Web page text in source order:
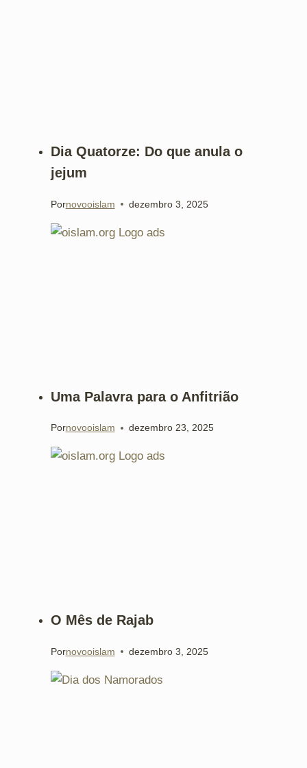
Dia Quatorze: Do que anula o
jejum
Pornovooislam dezembro 3, 2025
Uma Palavra para o Anfitrião
Pornovooislam dezembro 23, 2025
O Mês de Rajab
Pornovooislam dezembro 3, 2025